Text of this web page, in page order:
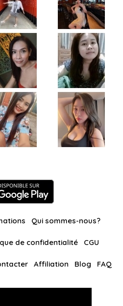
Qui sommes-nous?
de confidentialité CGU
Affiliation Blog FAQ